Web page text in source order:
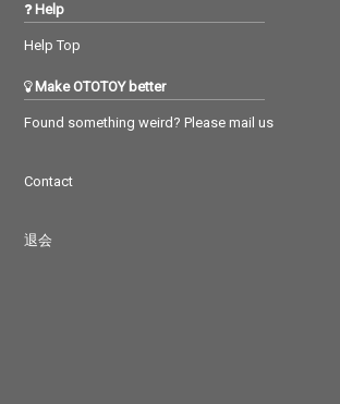
Help
Help Top
Make OTOTOY better
Found something weird? Please mail us
Contact
退会